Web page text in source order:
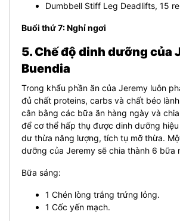
Dumbbell Stiff Leg Deadlifts, 15
Buổi thứ 7: Nghỉ ngơi
5. Chế độ dinh dưỡng của
Buendia
Trong khẩu phần ăn của Jeremy luôn
đủ chất proteins, carbs và chất béo
cân bằng các bữa ăn hàng ngày và
để cơ thể hấp thụ được dinh dưỡng
dư thừa năng lượng, tích tụ mỡ thừa.
dưỡng của Jeremy sẽ chia thành 6 bữa
Bữa sáng:
1 Chén lòng trắng trứng lỏng.
1 Cốc yến mạch.